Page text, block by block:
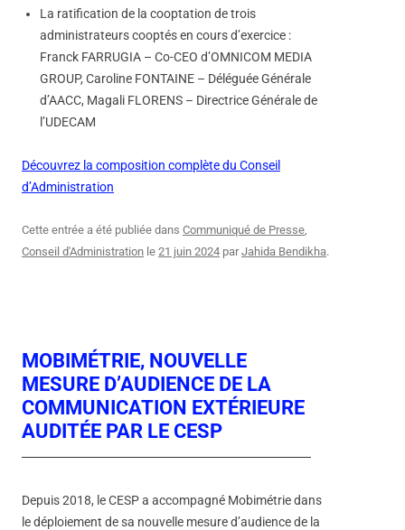
La ratification de la cooptation de trois
administrateurs cooptés en cours d’exercice :
Franck FARRUGIA – Co-CEO d’OMNICOM MEDIA
GROUP, Caroline FONTAINE – Déléguée Générale
d’AACC, Magali FLORENS – Directrice Générale de
l’UDECAM
Découvrez la composition complète du Conseil
d’Administration
Cette entrée a été publiée dans Communiqué de Presse,
Conseil d'Administration le 21 juin 2024 parJahida Bendikha.
MOBIMÉTRIE, NOUVELLE
MESURE D’AUDIENCE DE LA
COMMUNICATION EXTÉRIEURE
AUDITÉE PAR LE CESP
Depuis 2018, le CESP a accompagné Mobimétrie dans
le déploiement de sa nouvelle mesure d’audience de la